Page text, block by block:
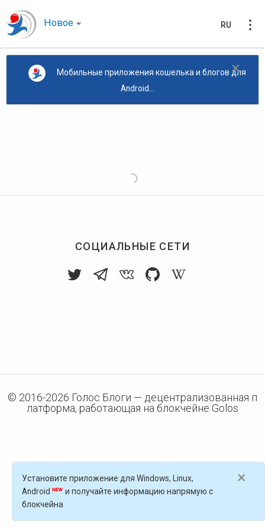
Новое RU
×
Мобильные приложения кошелька и блогов для
Android...
СОЦИАЛЬНЫЕ СЕТИ
© 2016-2026 Голос Блоги — децентрализованная п
латформа, работающая на блокчейне Golos
×
Установите приложение для Windows, Linux,
Android
и получайте информацию напрямую с
блокчейна